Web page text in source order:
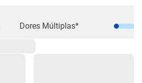
Dores Múltiplas*